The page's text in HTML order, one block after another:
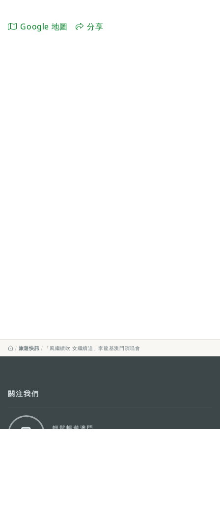
Google 地圖 分享
旅遊快訊 「風繼續吹 女繼續追」李龍基澳門演唱會
關注我們
輕鬆暢遊澳門